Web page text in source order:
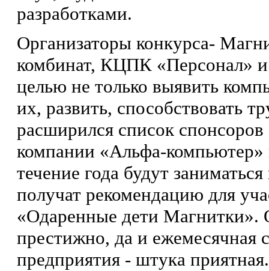
разработками.
Организаторы конкурса-
комбинат, КЦПК «Персонал» и
целью не только выявить
их, развить, способство­вать
расширился список
компании «Альфа-компьютер»
течение года будут
получат рекомендацию для
«Одаренные дети Магнитки».
престижно, да и ежемесячная
предприятия - штука приятная.